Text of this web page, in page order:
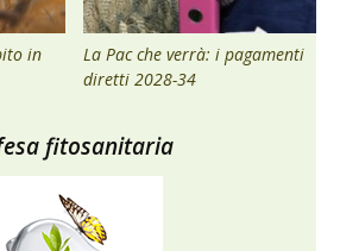
in
La Pac che verrà: i pagamenti
diretti 2028-34
fitosanitaria